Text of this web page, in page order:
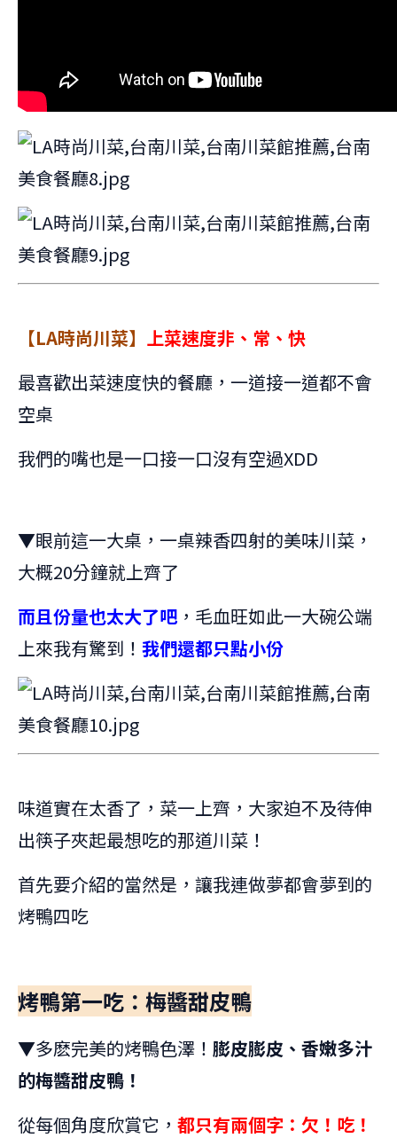
【LA時尚川菜】 上菜速度非、常、快
最喜歡出菜速度快的餐廳，一道接一道都不會
空桌
我們的嘴也是一口接一口沒有空過XDD
▼眼前這一大桌，一桌辣香四射的美味川菜，
大概20分鐘就上齊了
而且份量也太大了吧 ，毛血旺如此一大碗公端
上來我有驚到！ 我們還都只點小份
味道實在太香了，菜一上齊，大家迫不及待伸
出筷子夾起最想吃的那道川菜！
首先要介紹的當然是，讓我連做夢都會夢到的
烤鴨四吃
烤鴨第一吃：梅醬甜皮鴨
▼多麽完美的烤鴨色澤！ 膨皮膨皮、香嫩多汁
的梅醬甜皮鴨！
從每個角度欣賞它， 都只有兩個字：欠！吃！